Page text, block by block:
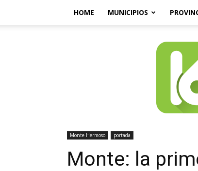
HOME MUNICIPIOS
Monte Hermoso portada
Monte: la